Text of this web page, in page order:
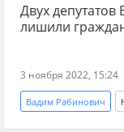
Двух
лишили
3 ноября 2022, 15:24
Вадим Рабинович